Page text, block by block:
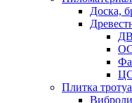
Доска,
Плитка